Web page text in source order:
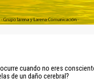
cuando no eres
de un daño cerebral?